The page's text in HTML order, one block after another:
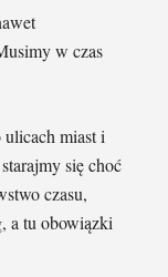
w czas
miast i
się choć
czasu,
a tu obowiązki